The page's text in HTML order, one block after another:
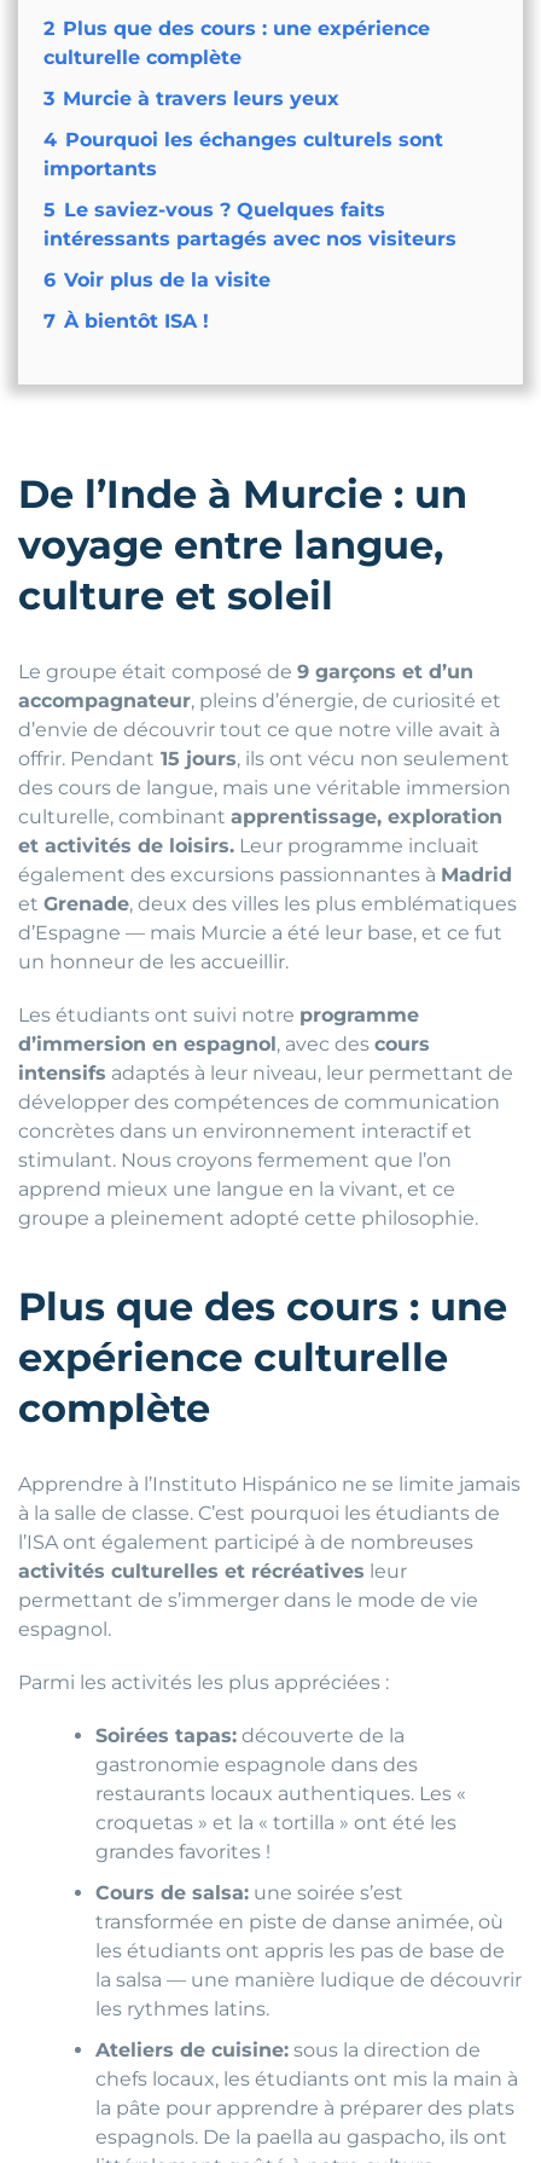
2 Plus que des cours : une expérience
culturelle complète
3 Murcie à travers leurs yeux
4 Pourquoi les échanges culturels sont
importants
5 Le saviez-vous ? Quelques faits
intéressants partagés avec nos visiteurs
6 Voir plus de la visite
7 À bientôt ISA !
De l’Inde à Murcie : un
voyage entre langue,
culture et soleil
Le groupe était composé de 9 garçons et d’un
accompagnateur, pleins d’énergie, de curiosité et
d’envie de découvrir tout ce que notre ville avait à
offrir. Pendant 15 jours, ils ont vécu non seulement
des cours de langue, mais une véritable immersion
culturelle, combinant apprentissage, exploration
et activités de loisirs. Leur programme incluait
également des excursions passionnantes à Madrid
et Grenade, deux des villes les plus emblématiques
d’Espagne — mais Murcie a été leur base, et ce fut
un honneur de les accueillir.
Les étudiants ont suivi notre programme
d’immersion en espagnol, avec des cours
intensifs adaptés à leur niveau, leur permettant de
développer des compétences de communication
concrètes dans un environnement interactif et
stimulant. Nous croyons fermement que l’on
apprend mieux une langue en la vivant, et ce
groupe a pleinement adopté cette philosophie.
Plus que des cours : une
expérience culturelle
complète
Apprendre à l’Instituto Hispánico ne se limite jamais
à la salle de classe. C’est pourquoi les étudiants de
l’ISA ont également participé à de nombreuses
activités culturelles et récréatives leur
permettant de s’immerger dans le mode de vie
espagnol.
Parmi les activités les plus appréciées :
Soirées tapas: découverte de la
gastronomie espagnole dans des
restaurants locaux authentiques. Les «
croquetas » et la « tortilla » ont été les
grandes favorites !
Cours de salsa: une soirée s’est
transformée en piste de danse animée, où
les étudiants ont appris les pas de base de
la salsa — une manière ludique de découvrir
les rythmes latins.
Ateliers de cuisine: sous la direction de
chefs locaux, les étudiants ont mis la main à
la pâte pour apprendre à préparer des plats
espagnols. De la paella au gaspacho, ils ont